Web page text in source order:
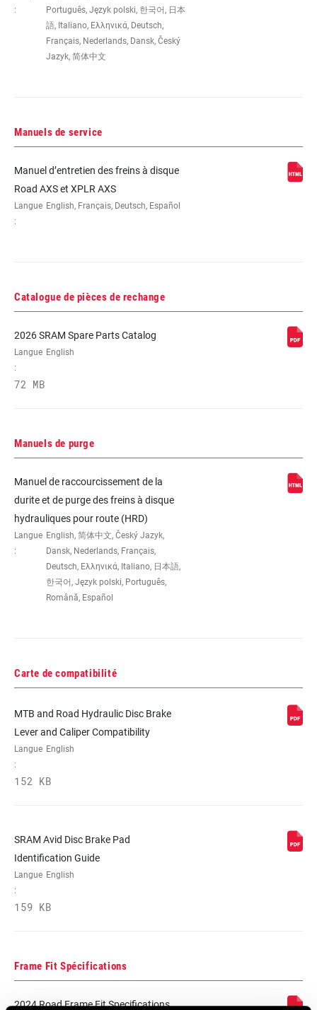
:
Português, Język polski, 한국어, 日本
語, Italiano, Ελληνικά, Deutsch,
Français, Nederlands, Dansk, Český
Jazyk, 简体中文
Manuels de service
Manuel d’entretien des freins à disque
Road AXS et XPLR AXS
Langue
:
English, Français, Deutsch, Español
Catalogue de pièces de rechange
2026 SRAM Spare Parts Catalog
Langue
:
English
72 MB
Manuels de purge
Manuel de raccourcissement de la
durite et de purge des freins à disque
hydrauliques pour route (HRD)
Langue
:
English, 简体中文, Český Jazyk,
Dansk, Nederlands, Français,
Deutsch, Ελληνικά, Italiano, 日本語,
한국어, Język polski, Português,
Română, Español
Carte de compatibilité
MTB and Road Hydraulic Disc Brake
Lever and Caliper Compatibility
Langue
:
English
152 KB
SRAM Avid Disc Brake Pad
Identification Guide
Langue
:
English
159 KB
Frame Fit Spécifications
2024 Road Frame Fit Specifications